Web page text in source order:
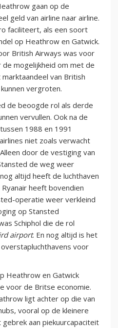
gaan op de
geld van airline naar airline.
faciliteert, als een soort
op Heathrow en Gatwick.
British Airways was voor
mogelijkheid om met de
van British
vergroten.
de beoogde rol als derde
vervullen. Ook na de
1988 en 1991
niet zoals verwacht
door de vestiging van
de weg weer
altijd heeft de luchthaven
heeft bovendien
operatie weer verkleind
op Stansted
Schiphol die de rol
airport. En nog altijd is het
voor
Heathrow en Gatwick
voor de Britse economie.
ligt achter op die van
vooral op de kleinere
aan piekuurcapaciteit